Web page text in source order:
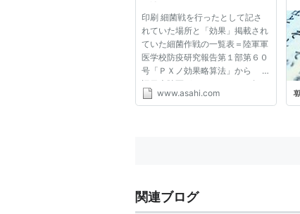
印刷 細菌戦を行ったとして記さ
れていた場所と「効果」掲載され
ていた細菌作戦の一覧表＝陸軍軍
医学校防疫研究報告第１部第６０
号「ＰＸノ効果略算法」から
旧日本陸軍が１９４０〜４２年、
中国で細菌兵器を使用していたこ
www.asahi.com
関連ブログ